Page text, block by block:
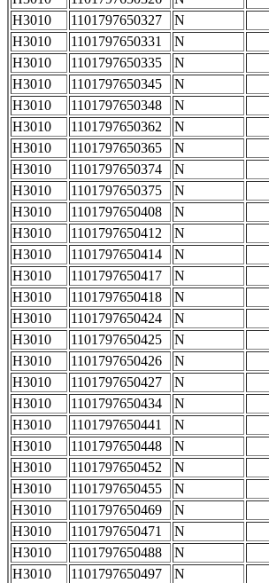
H3010
1101797650327
N
H3010
1101797650331
N
H3010
1101797650335
N
H3010
1101797650345
N
H3010
1101797650348
N
H3010
1101797650362
N
H3010
1101797650365
N
H3010
1101797650374
N
H3010
1101797650375
N
H3010
1101797650408
N
H3010
1101797650412
N
H3010
1101797650414
N
H3010
1101797650417
N
H3010
1101797650418
N
H3010
1101797650424
N
H3010
1101797650425
N
H3010
1101797650426
N
H3010
1101797650427
N
H3010
1101797650434
N
H3010
1101797650441
N
H3010
1101797650448
N
H3010
1101797650452
N
H3010
1101797650455
N
H3010
1101797650469
N
H3010
1101797650471
N
H3010
1101797650488
N
H3010
1101797650497
N